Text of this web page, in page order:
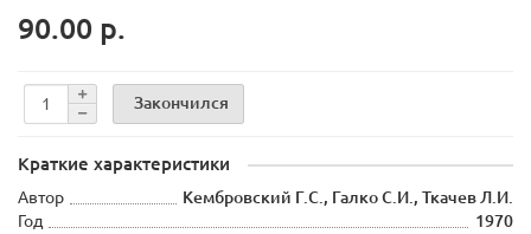
90.00 р.
Закончился
Краткие характеристики
Автор
Кембровский Г.С., Галко С.И., Ткачев Л.И.
Год
1970